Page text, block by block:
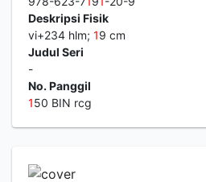
Deskripsi Fisik
vi+234 hlm; 19 cm
Judul Seri
-
No. Panggil
150 BIN rcg